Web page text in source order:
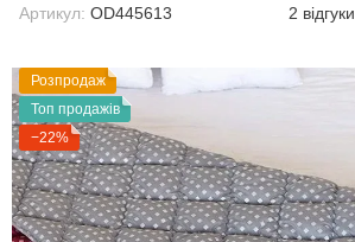
Артикул: ОD445613 2 відгуки
Розпродаж
Топ продажів
−22%